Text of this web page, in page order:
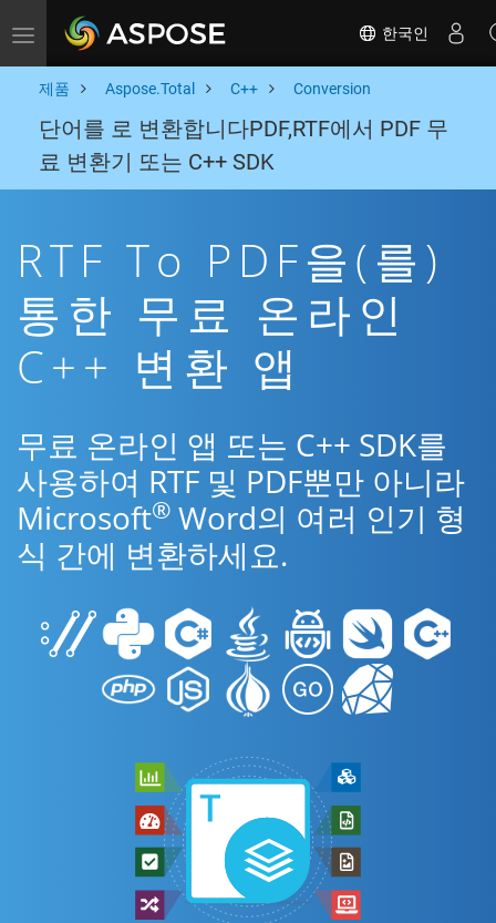
Toggle navigation 한국인
제품 Aspose.Total C++ Conversion
단어를 로 변환합니다PDF,RTF에서 PDF 무
료 변환기 또는 C++ SDK
RTF To PDF을(를)
통한 무료 온라인
C++ 변환 앱
무료 온라인 앱 또는 C++ SDK를
사용하여 RTF 및 PDF뿐만 아니라
Microsoft® Word의 여러 인기 형
식 간에 변환하세요.